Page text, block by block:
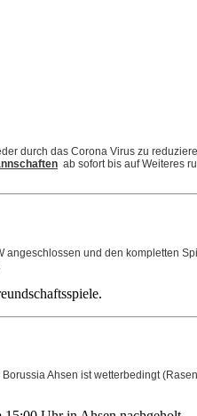
durch das Corona Virus zu
ab sofort bis auf Weiteres
angeschlossen und den kompletten
Ahsen ist wetterbedingt